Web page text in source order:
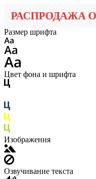
Размер шрифта
Цвет фона и шрифта
Изображения
Озвучивание текста